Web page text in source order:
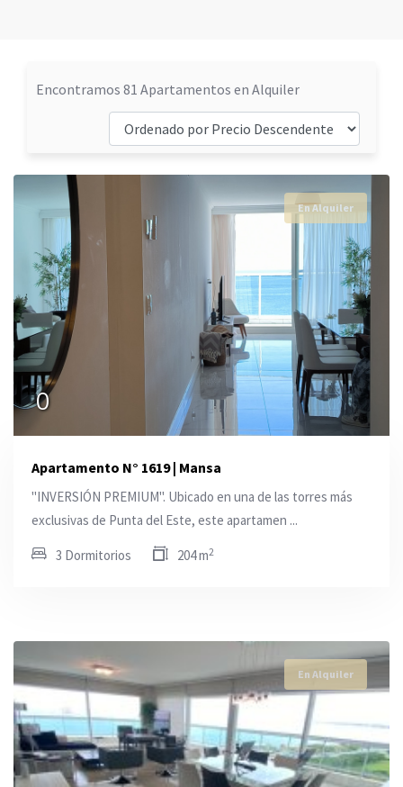
Encontramos 81 Apartamentos en Alquiler
En Alquiler
0
Apartamento N° 1619 | Mansa
"INVERSIÓN PREMIUM". Ubicado en una de las torres más
exclusivas de Punta del Este, este apartamen ...
3 Dormitorios 204 m2
En Alquiler